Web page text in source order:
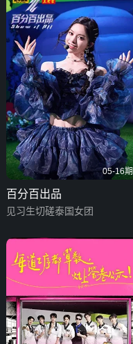
05-16期
百分百出品
见习生切磋泰国女团